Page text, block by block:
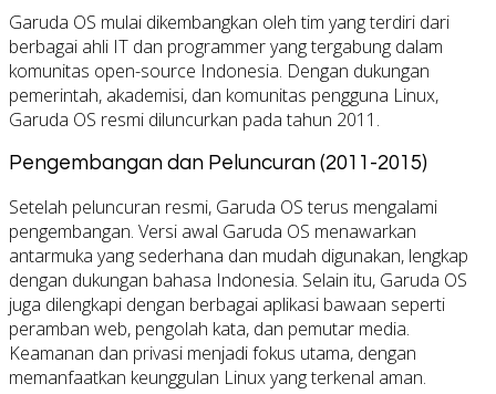
Garuda OS mulai dikembangkan oleh tim yang terdiri dari
berbagai ahli IT dan programmer yang tergabung dalam
komunitas open-source Indonesia. Dengan dukungan
pemerintah, akademisi, dan komunitas pengguna Linux,
Garuda OS resmi diluncurkan pada tahun 2011.
Pengembangan dan Peluncuran (2011-2015)
Setelah peluncuran resmi, Garuda OS terus mengalami
pengembangan. Versi awal Garuda OS menawarkan
antarmuka yang sederhana dan mudah digunakan, lengkap
dengan dukungan bahasa Indonesia. Selain itu, Garuda OS
juga dilengkapi dengan berbagai aplikasi bawaan seperti
peramban web, pengolah kata, dan pemutar media.
Keamanan dan privasi menjadi fokus utama, dengan
memanfaatkan keunggulan Linux yang terkenal aman.